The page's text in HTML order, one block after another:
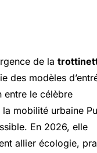
de la
des modèles
entre le célèbre
mobilité urbaine
En 2026, elle
allier écologie,